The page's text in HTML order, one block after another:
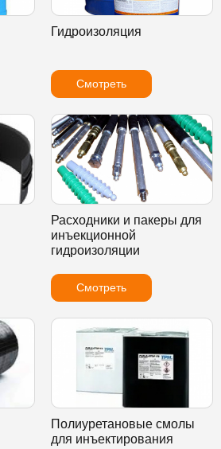
Гидроизоляция
Смотреть
Расходники и пакеры для
инъекционной
гидроизоляции
Смотреть
Полиуретановые смолы
для инъектирования